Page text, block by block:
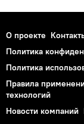
О проекте
Политика
Политика
Правила
технологий
Новости компаний